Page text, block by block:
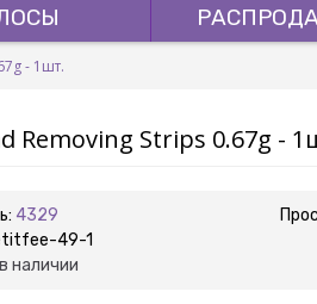
- 1шт.
Removing Strips 0.67g -
4329
49-1
наличии